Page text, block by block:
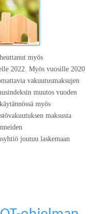
myös
2022. Myös vuosille 2020
vakuutusmaksujen
muutos vuoden
myös
maksusta
joutuu laskemaan